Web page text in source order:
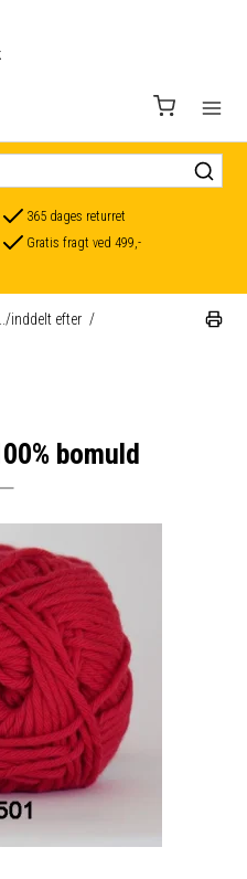
365 dages returret
Gratis fragt ved 499,-
inddelt efter /
bomuld